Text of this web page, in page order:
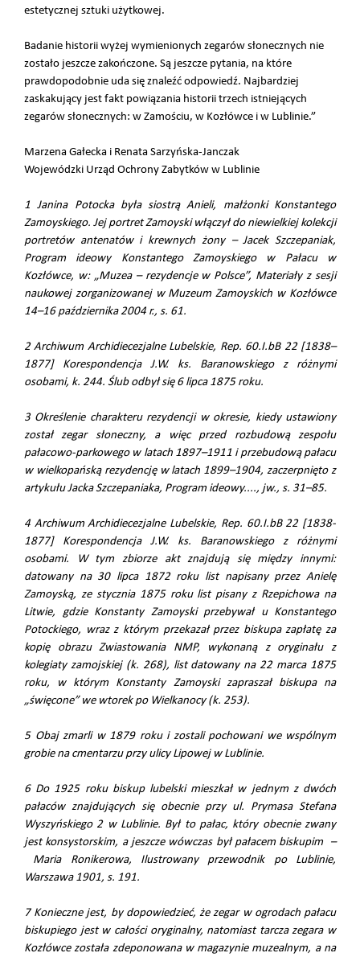
estetycznej sztuki użytkowej.
Badanie historii wyżej wymienionych zegarów słonecznych nie
zostało jeszcze zakończone. Są jeszcze pytania, na które
prawdopodobnie uda się znaleźć odpowiedź. Najbardziej
zaskakujący jest fakt powiązania historii trzech istniejących
zegarów słonecznych: w Zamościu, w Kozłówce i w Lublinie.”
Marzena Gałecka i Renata Sarzyńska-Janczak
Wojewódzki Urząd Ochrony Zabytków w Lublinie
1 Janina Potocka była siostrą Anieli, małżonki Konstantego
Zamoyskiego. Jej portret Zamoyski włączył do niewielkiej kolekcji
portretów antenatów i krewnych żony – Jacek Szczepaniak,
Program ideowy Konstantego Zamoyskiego w Pałacu w
Kozłówce, w: „Muzea – rezydencje w Polsce”, Materiały z sesji
naukowej zorganizowanej w Muzeum Zamoyskich w Kozłówce
14–16 października 2004 r., s. 61.
2 Archiwum Archidiecezjalne Lubelskie, Rep. 60.I.bB 22 [1838–
1877] Korespondencja J.W. ks. Baranowskiego z różnymi
osobami, k. 244. Ślub odbył się 6 lipca 1875 roku.
3 Określenie charakteru rezydencji w okresie, kiedy ustawiony
został zegar słoneczny, a więc przed rozbudową zespołu
pałacowo-parkowego w latach 1897–1911 i przebudową pałacu
w wielkopańską rezydencję w latach 1899–1904, zaczerpnięto z
artykułu Jacka Szczepaniaka, Program ideowy...., jw., s. 31–85.
4 Archiwum Archidiecezjalne Lubelskie, Rep. 60.I.bB 22 [1838-
1877] Korespondencja J.W. ks. Baranowskiego z różnymi
osobami. W tym zbiorze akt znajdują się między innymi:
datowany na 30 lipca 1872 roku list napisany przez Anielę
Zamoyską, ze stycznia 1875 roku list pisany z Rzepichowa na
Litwie, gdzie Konstanty Zamoyski przebywał u Konstantego
Potockiego, wraz z którym przekazał przez biskupa zapłatę za
kopię obrazu Zwiastowania NMP, wykonaną z oryginału z
kolegiaty zamojskiej (k. 268), list datowany na 22 marca 1875
roku, w którym Konstanty Zamoyski zapraszał biskupa na
„święcone” we wtorek po Wielkanocy (k. 253).
5 Obaj zmarli w 1879 roku i zostali pochowani we wspólnym
grobie na cmentarzu przy ulicy Lipowej w Lublinie.
6 Do 1925 roku biskup lubelski mieszkał w jednym z dwóch
pałaców znajdujących się obecnie przy ul. Prymasa Stefana
Wyszyńskiego 2 w Lublinie. Był to pałac, który obecnie zwany
jest konsystorskim, a jeszcze wówczas był pałacem biskupim –
Maria Ronikerowa, Ilustrowany przewodnik po Lublinie,
Warszawa 1901, s. 191.
7 Konieczne jest, by dopowiedzieć, że zegar w ogrodach pałacu
biskupiego jest w całości oryginalny, natomiast tarcza zegara w
Kozłówce została zdeponowana w magazynie muzealnym, a na